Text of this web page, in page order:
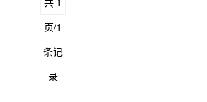
页/1
条记
录